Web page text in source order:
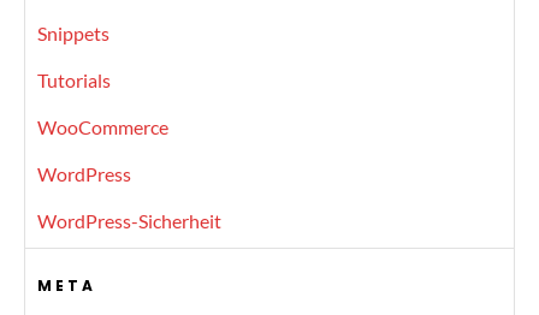
Snippets
Tutorials
WooCommerce
WordPress
WordPress-Sicherheit
META